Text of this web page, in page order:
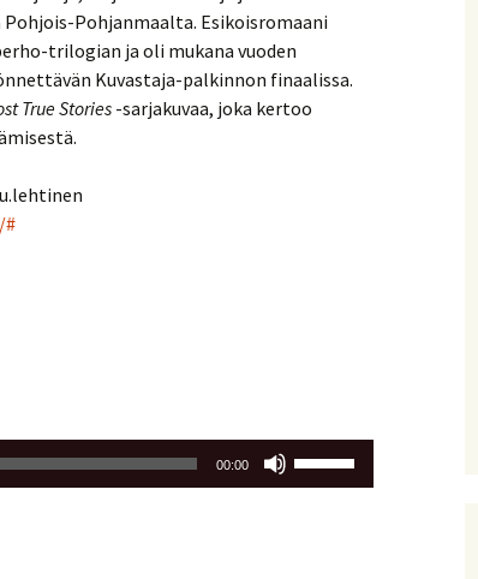
Pohjanmaalta. Esikoisromaani
trilogian ja oli mukana vuoden
Kuvastaja-palkinnon finaalissa.
True Stories -sarjakuvaa, joka kertoo
#
00:00